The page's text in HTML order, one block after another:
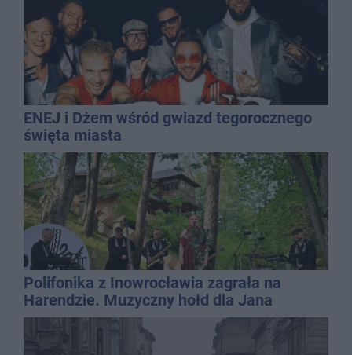
ENEJ i Dżem wśród gwiazd tegorocznego
święta miasta
Polifonika z Inowrocławia zagrała na
Harendzie. Muzyczny hołd dla Jana
Kasprowicza